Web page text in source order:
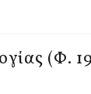
(Φ.